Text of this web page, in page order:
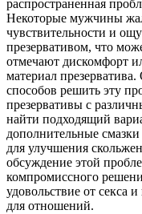
распространенная
Некоторые мужчины
чувствительности и
презервативом, что
отмечают дискомфорт
материал
способов решить эту
презервативы с
найти подходящий
дополнительные
для улучшения
обсуждение этой
компромиссного
удовольствие от секса
для отношений.